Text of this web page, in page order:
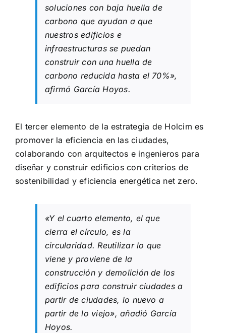
soluciones con baja huella de
carbono que ayudan a que
nuestros edificios e
infraestructuras se puedan
construir con una huella de
carbono reducida hasta el 70%»,
afirmó García Hoyos.
El tercer elemento de la estrategia de Holcim es
promover la eficiencia en las ciudades,
colaborando con arquitectos e ingenieros para
diseñar y construir edificios con criterios de
sostenibilidad y eficiencia energética net zero.
«Y el cuarto elemento, el que
cierra el círculo, es la
circularidad. Reutilizar lo que
viene y proviene de la
construcción y demolición de los
edificios para construir ciudades a
partir de ciudades, lo nuevo a
partir de lo viejo», añadió García
Hoyos.